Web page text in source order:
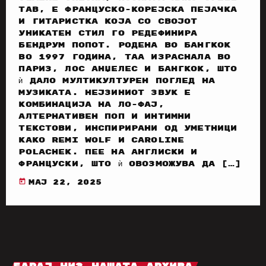
Tab, е француско-корејска пејачка
и гитаристка која со својот
уникатен стил го редефинира
бендрум попот. Родена во Бангкок
во 1997 година, таа израснала во
Париз, Лос Анџелес и Бангкок, што
ѝ дало мултикултурен поглед на
музиката. Нејзиниот звук е
комбинација на ло-фај,
алтернативен поп и интимни
текстови, инспирирани од уметници
како Remi Wolf и Caroline
Polachek. Пее на англиски и
француски, што ѝ овозможува да […]
today мај 22, 2025